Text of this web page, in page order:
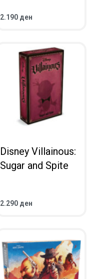
2.190 ден
ВО КОШНИЧКА
Disney Villainous:
Sugar and Spite
2.290 ден
ВО КОШНИЧКА